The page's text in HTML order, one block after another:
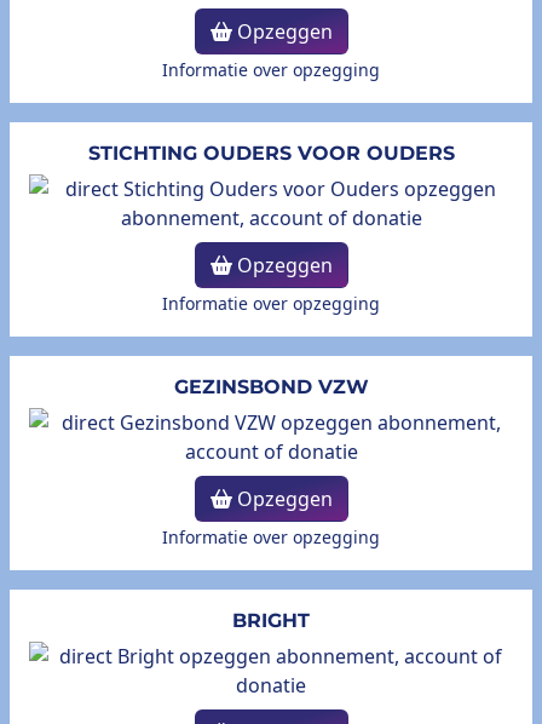
Opzeggen
Informatie over opzegging
STICHTING OUDERS VOOR OUDERS
Opzeggen
Informatie over opzegging
GEZINSBOND VZW
Opzeggen
Informatie over opzegging
BRIGHT